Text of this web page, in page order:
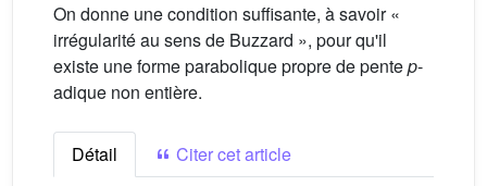
On donne une condition suffisante, à savoir «
irrégularité au sens de Buzzard », pour qu'il
existe une forme parabolique propre de pentep-
adique non entière.
Détail
Citer cet article